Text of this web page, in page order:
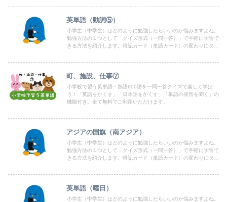
英単語（動詞⑤）
小学生（中学生）はどのように勉強したらいいのか悩みますよね。
勉強方法の１つとして「クイズ形式（一問一答）」で手軽に学習で
きる方法を紹介します。暗記カード（単語カード）の変わりにタブ
町、施設、仕事⑦
小学校で習う英単語・熟語600語を一問一答クイズで楽しく学ぼ
う！「英語をかくす」「日本語をかくす」「単語の発音を聞く」の
機能付き。全て無料でご利用いただけます。
アジアの国旗（南アジア）
小学生（中学生）はどのように勉強したらいいのか悩みますよね。
勉強方法の１つとして「クイズ形式（一問一答）」で手軽に学習で
きる方法を紹介します。暗記カード（単語カード）の変わりにタブ
英単語（曜日）
小学生（中学生）はどのように勉強したらいいのか悩みますよね。